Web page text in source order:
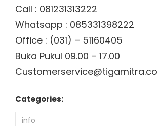
Call : 081231313222
Whatsapp : 085331398222
Office : (031) – 51160405
Buka Pukul 09.00 – 17.00
Categories:
info